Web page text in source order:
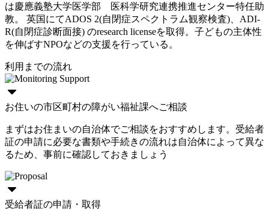
は慶應義塾大学医学部 医科学研究連携推進センター特任助
教。 英国にてADOS 2(自閉症スペクトラム観察検査)、ADI-
R(自閉症診断面接) のresearch licenseを取得。子どもの主体性
を伸ばすNPOなどの支援を行っている。
利用までの流れ
お住いの市区町村の障がい福祉課へご相談
まずはお住まいの自治体でご相談をおすすめします。受給者
証の申請に必要な書類や手続きの流れは自治体によって異な
るため、事前に確認しておきましょう
受給者証の申請・取得